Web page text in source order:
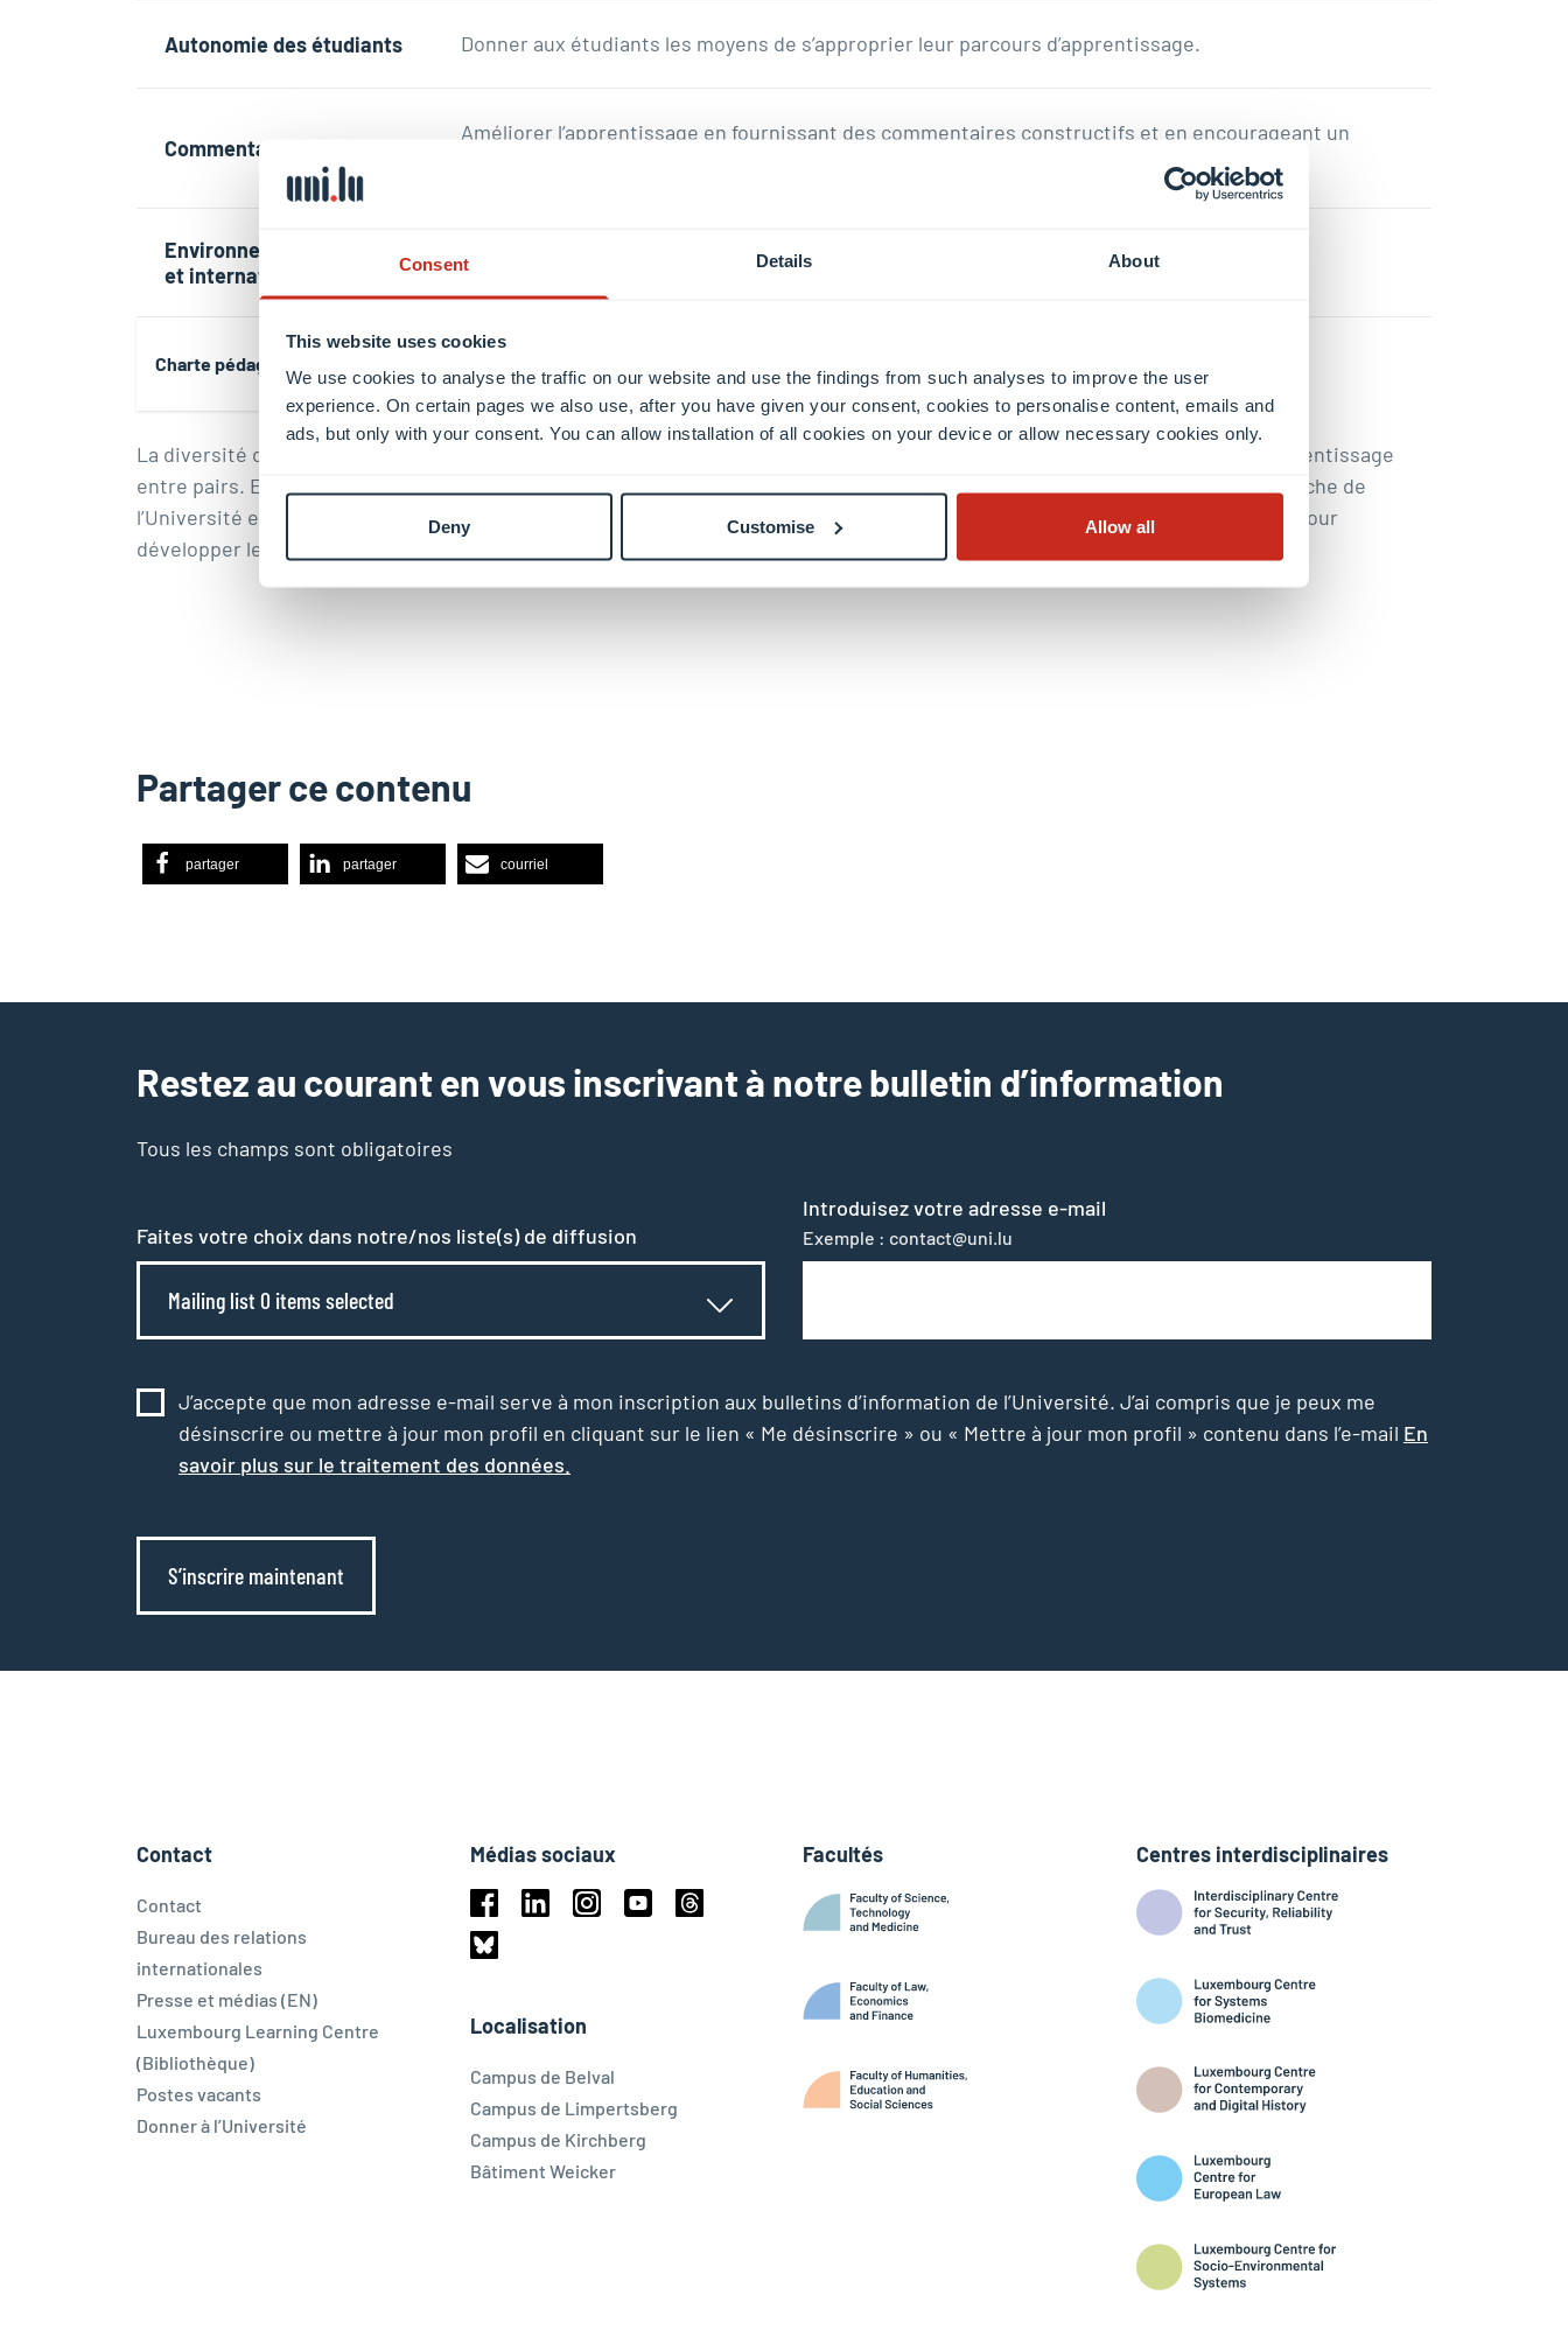
Consent Details About
This website uses cookies
We use cookies to analyse the traffic on our website and use the findings from such analyses to improve the user
experience. On certain pages we also use, after you have given your consent, cookies to personalise content, emails and
ads, but only with your consent. You can allow installation of all cookies on your device or allow necessary cookies only.
Deny Customise Allow all
Autonomie des étudiants Donner aux étudiants les moyens de s’approprier leur parcours d’apprentissage.
Commentaires et dialogue
Améliorer l’apprentissage en fournissant des commentaires constructifs et en encourageant un
Environnement multilingue
et international
Adopter la diversité linguistique et une vision mondiale.
Charte pédagogique
La diversité de notre personnel académique crée une communauté d’enseignants dynamique qui favorise la réflexion et l’apprentissage
entre pairs. En tirant parti de l’expertise pédagogique issue des divers parcours universitaires et des compétences de recherche de
l’Université en matière d’enseignement, nous favorisons les méthodes collaboratives et fondées sur des données probantes pour
développer les compétences pédagogiques afin d’offrir aux étudiants une formation complète.
Partager ce contenu
partager partager courriel
Restez au courant en vous inscrivant à notre bulletin d’information
Tous les champs sont obligatoires
Faites votre choix dans notre/nos liste(s) de diffusion
Mailing list 0 items selected
Introduisez votre adresse e-mail
Exemple : contact@uni.lu
J’accepte que mon adresse e-mail serve à mon inscription aux bulletins d’information de l’Université. J’ai compris que je peux me
désinscrire ou mettre à jour mon profil en cliquant sur le lien « Me désinscrire » ou « Mettre à jour mon profil » contenu dans l’e-mail En
savoir plus sur le traitement des données.
S’inscrire maintenant
Contact
Contact
Bureau des relations
internationales
Presse et médias (EN)
Luxembourg Learning Centre
(Bibliothèque)
Postes vacants
Donner à l’Université
Médias sociaux
Facebook
Localisation
Campus de Belval
Campus de Limpertsberg
Campus de Kirchberg
Bâtiment Weicker
Facultés Centres interdisciplinaires